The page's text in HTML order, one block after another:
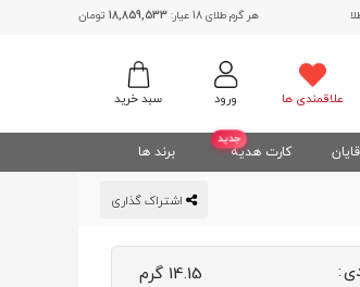
هر گرم طلای 18 عیار: 18,859,533 تومان
سبد خرید ورود علاقمندی ها
کارت هدیه
جدید
برند ها
:
14.15 گرم